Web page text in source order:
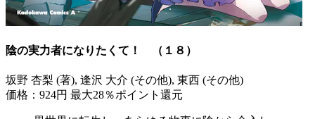
陰の実力者になりたくて！ （１８）
坂野 杏梨 (著), 逢沢 大介 (その他), 東西 (その他)
価格：924円 最大28％ポイント還元